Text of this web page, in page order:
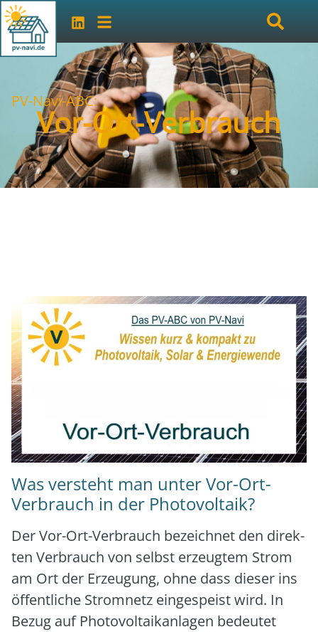
PV-Navi-ABC:
Vor-Ort-Verbrauch
Was versteht man unter Vor-Ort-
Verbrauch in der Photovoltaik?
Der Vor-Ort-Ver­brauch bezeich­net den direk­
ten Ver­brauch von selbst erzeug­tem Strom
am Ort der Erzeu­gung, ohne dass die­ser ins
öffent­li­che Strom­netz ein­ge­speist wird. In
Bezug auf Pho­to­vol­ta­ik­an­la­gen bedeu­tet